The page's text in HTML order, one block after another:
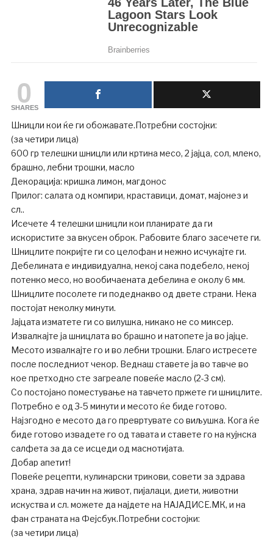
0
SHARES
Шницли кои ќе ги обожавате.Потребни состојки:
(за четири лица)
600 гр телешки шницли или кртина месо, 2 јајца, сол, млеко,
брашно, лебни трошки, масло
Декорација: кришка лимон, магдонос
Прилог: салата од компири, краставици, домат, мајонез и
сл..
Исечете 4 телешки шницли кои планирате да ги
искористите за вкусен оброк. Рабовите благо засечете ги.
Шницлите покријте ги со целофан и нежно исчукајте ги.
Дебелината е индивидуална, некој сака подебело, некој
потенко месо, но вообичаената дебелина е околу 6 мм.
Шницлите посолете ги подеднакво од двете страни. Нека
постојат неколку минути.
Јајцата изматете ги со вилушка, никако не со миксер.
Извалкајте ја шницлата во брашно и натопете ја во јајце.
Месото извалкајте го и во лебни трошки. Благо истресете
после последниот чекор. Веднаш ставете ја во тавче во
кое претходно сте загреале повеќе масло (2-3 см).
Со постојано поместување на тавчето пржете ги шницлите.
Потребно е од 3-5 минути и месото ќе биде готово.
Најзгодно е месото да го превртувате со виљушка. Кога ќе
биде готово извадете го од тавата и ставете го на кујнска
салфета за да се исцеди од маснотијата.
Добар апетит!
Повеќе рецепти, кулинарски трикови, совети за здрава
храна, здрав начин на живот, пијалаци, диети, животни
искуства и сл. можете да најдете на НАЈАДИСЕ.МК, и на
фан страната на Фејсбук.Потребни состојки:
(за четири лица)